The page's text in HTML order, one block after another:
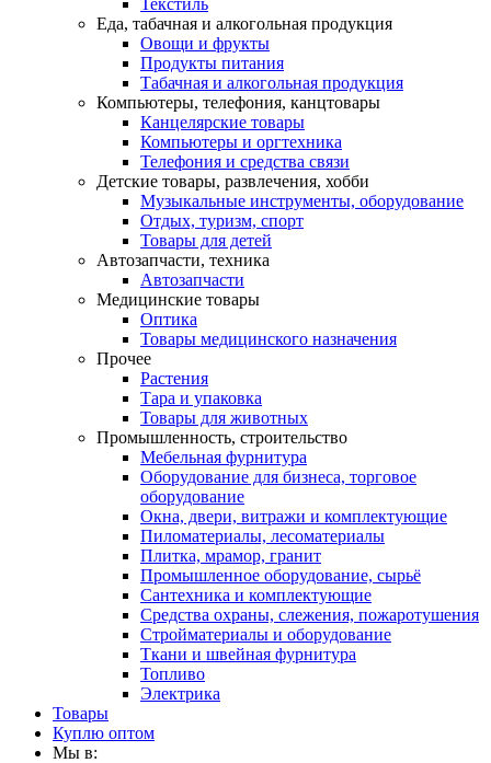
Текстиль
Еда, табачная и алкогольная продукция
Овощи и фрукты
Продукты питания
Табачная и алкогольная продукция
Компьютеры, телефония, канцтовары
Канцелярские товары
Компьютеры и оргтехника
Телефония и средства связи
Детские товары, развлечения, хобби
Музыкальные инструменты, оборудование
Отдых, туризм, спорт
Товары для детей
Автозапчасти, техника
Автозапчасти
Медицинские товары
Оптика
Товары медицинского назначения
Прочее
Растения
Тара и упаковка
Товары для животных
Промышленность, строительство
Мебельная фурнитура
Оборудование для бизнеса, торговое
оборудование
Окна, двери, витражи и комплектующие
Пиломатериалы, лесоматериалы
Плитка, мрамор, гранит
Промышленное оборудование, сырьё
Сантехника и комплектующие
Средства охраны, слежения, пожаротушения
Стройматериалы и оборудование
Ткани и швейная фурнитура
Топливо
Электрика
Товары
Куплю оптом
Мы в: